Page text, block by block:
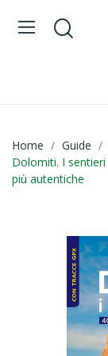
Home Guide
Dolomiti. I
più autentiche